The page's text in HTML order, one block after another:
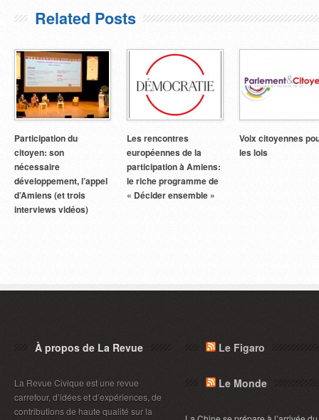
Related Posts
Participation du
citoyen: son
nécessaire
développement, l’appel
d’Amiens (et trois
interviews vidéos)
Les rencontres
européennes de la
participation à Amiens:
le riche programme de
« Décider ensemble »
Voix citoyennes
les lois
À propos de La Revue
La Revue Civique est une revue
carrefour, d’idées et d’expériences, de
contributions de haute qualité sur la
Le Figaro
Le Monde